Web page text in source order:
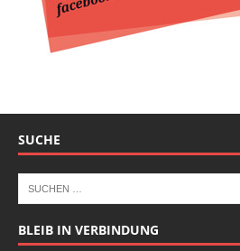
SUCHE
BLEIB IN VERBINDUNG